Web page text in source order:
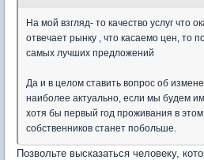
На мой взгляд- то качество услуг что
отвечает рынку , что касаемо цен, то
самых лучших предложений
Да и в целом ставить вопрос об
наиболее актуально, если мы будем
хотя бы первый год проживания в
собственников станет побольше.
Позвольте высказаться человеку,